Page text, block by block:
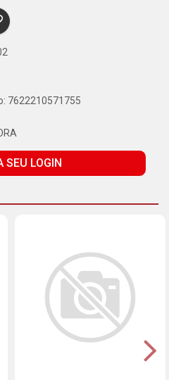
7622210571755
SEU LOGIN